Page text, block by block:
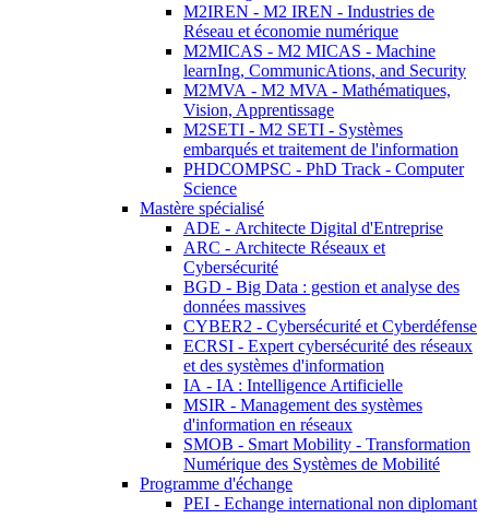
M2IREN - M2 IREN - Industries de
Réseau et économie numérique
M2MICAS - M2 MICAS - Machine
learnIng, CommunicAtions, and Security
M2MVA - M2 MVA - Mathématiques,
Vision, Apprentissage
M2SETI - M2 SETI - Systèmes
embarqués et traitement de l'information
PHDCOMPSC - PhD Track - Computer
Science
Mastère spécialisé
ADE - Architecte Digital d'Entreprise
ARC - Architecte Réseaux et
Cybersécurité
BGD - Big Data : gestion et analyse des
données massives
CYBER2 - Cybersécurité et Cyberdéfense
ECRSI - Expert cybersécurité des réseaux
et des systèmes d'information
IA - IA : Intelligence Artificielle
MSIR - Management des systèmes
d'information en réseaux
SMOB - Smart Mobility - Transformation
Numérique des Systèmes de Mobilité
Programme d'échange
PEI - Echange international non diplomant